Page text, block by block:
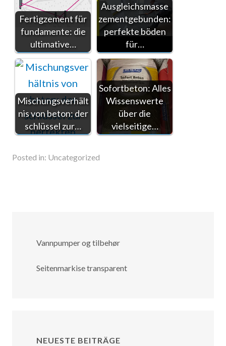
Fertigzement für
fundamente: die
ultimative…
Ausgleichsmasse
zementgebunden:
perfekte böden
für…
Mischungsverhält
nis von beton: der
schlüssel zur…
Sofortbeton: Alles
Wissenswerte
über die
vielseitige…
Posted in: Uncategorized
Vannpumper og tilbehør
Seitenmarkise transparent
NEUESTE BEITRÄGE